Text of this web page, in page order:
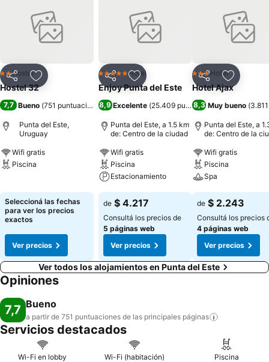
CompartirAñadir a favoritos
2 Estrellas
Hostel
Hostel 32
7,7 Bueno (751 puntuaciones)
Punta del Este,
Uruguay
Wifi gratis
Piscina
Seleccioná las fechas
para ver los precios
exactos
Ver precios
CompartirAñadir a favoritos
5 EstrellasHotel
Enjoy Punta del Este
8,9Excelente (25.409 puntuaciones)
Punta del Este, a 1.5 km
de: Centro de la ciudad
Wifi gratis
Piscina
Estacionamiento
Ver precios
de $ 4.217
Consultá los precios de
5 páginas web
Ver precios
CompartirAñadir
3 Estrellas
Hotel
Hotel Ajax
8,3 Muy bueno (
Punta del Este, a
de: Centro de la
Wifi gratis
Piscina
Spa
Ver precios
de $ 2.243
Consultá los precios
4 páginas web
Ver precios
Ver todos los alojamientos en Punta del Este
Opiniones
7,7 Bueno
a partir de 751 puntuaciones de las principales páginas
Servicios destacados
Wi-Fi en lobby Wi-Fi (habitación) Piscina